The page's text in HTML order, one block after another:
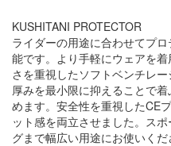
KUSHITANI PROTECTOR
ライダーの用途に合わせてプ
能です。より手軽にウェアを
さを重視したソフトベンチレー
厚みを最小限に抑えることで
めます。安全性を重視したCE
ット感を両立させました。ス
グまで幅広い用途にお使いくだ